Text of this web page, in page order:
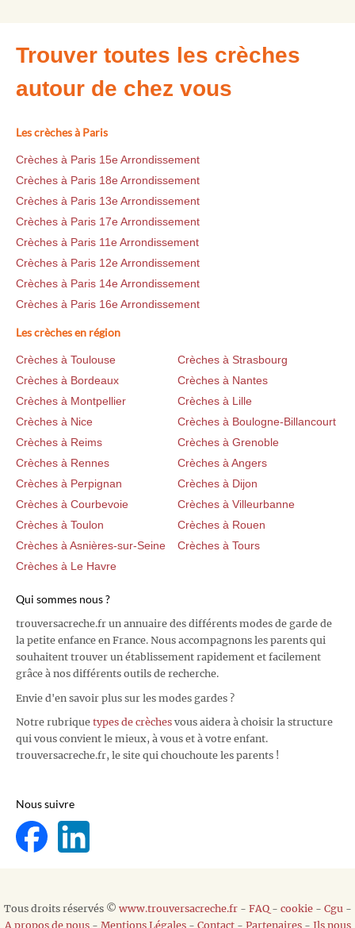
Trouver toutes les crèches
autour de chez vous
Les crèches à Paris
Crèches à Paris 15e Arrondissement
Crèches à Paris 18e Arrondissement
Crèches à Paris 13e Arrondissement
Crèches à Paris 17e Arrondissement
Crèches à Paris 11e Arrondissement
Crèches à Paris 12e Arrondissement
Crèches à Paris 14e Arrondissement
Crèches à Paris 16e Arrondissement
Les crèches en région
Crèches à Toulouse
Crèches à Strasbourg
Crèches à Bordeaux
Crèches à Nantes
Crèches à Montpellier
Crèches à Lille
Crèches à Nice
Crèches à Boulogne-Billancourt
Crèches à Reims
Crèches à Grenoble
Crèches à Rennes
Crèches à Angers
Crèches à Perpignan
Crèches à Dijon
Crèches à Courbevoie
Crèches à Villeurbanne
Crèches à Toulon
Crèches à Rouen
Crèches à Asnières-sur-Seine
Crèches à Tours
Crèches à Le Havre
Qui sommes nous ?
trouversacreche.fr un annuaire des différents modes de garde de
la petite enfance en France. Nous accompagnons les parents qui
souhaitent trouver un établissement rapidement et facilement
grâce à nos différents outils de recherche.
Envie d'en savoir plus sur les modes gardes ?
Notre rubrique types de crèches vous aidera à choisir la structure
qui vous convient le mieux, à vous et à votre enfant.
trouversacreche.fr, le site qui chouchoute les parents !
Nous suivre
Tous droits réservés © www.trouversacreche.fr- FAQ- cookie- Cgu -
A propos de nous- Mentions Légales- Contact- Partenaires- Ils nous